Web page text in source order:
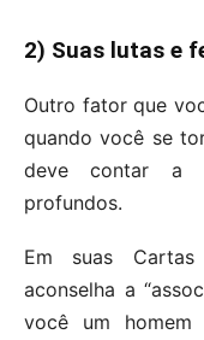
2) Suas lutas e
Outro fator que
quando você se
deve contar a
profundos.
Em suas
aconselha a
você um homem